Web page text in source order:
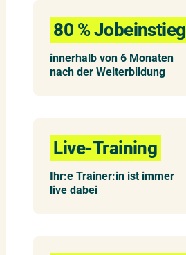
80 % Jobeinstieg
innerhalb von 6 Monaten
nach der Weiterbildung
Live-Training
Ihr:e Trainer:in ist immer
live dabei